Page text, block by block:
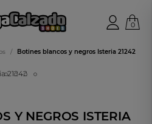
online
0
/ Botines blancos y negros Isteria 21242
Y NEGROS ISTERIA